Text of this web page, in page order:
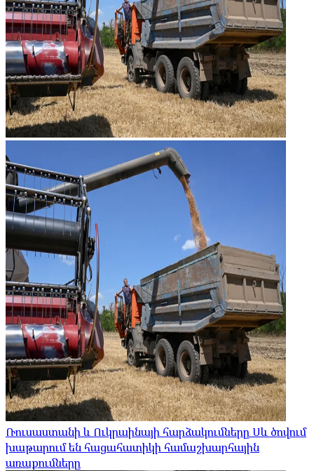
Ռուսաստանի և Ուկրաինայի հարձակումները Սև ծովում
խաթարում են հացահատիկի համաշխարհային
առաքումները